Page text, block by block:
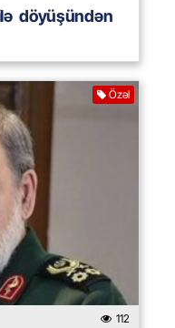
döyüşündən
Özəl
112